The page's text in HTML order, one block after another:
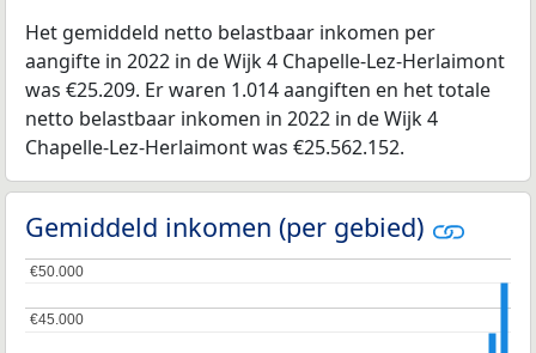
Het gemiddeld netto belastbaar inkomen per
aangifte in 2022 in de Wijk 4 Chapelle-Lez-Herlaimont
was €25.209. Er waren 1.014 aangiften en het totale
netto belastbaar inkomen in 2022 in de Wijk 4
Chapelle-Lez-Herlaimont was €25.562.152.
Gemiddeld inkomen (per gebied)
€45.000
€45.000
€50.000
€50.000